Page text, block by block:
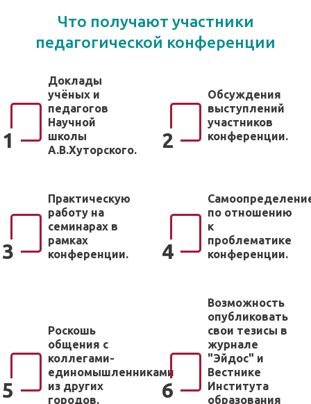
Что получают участники
педагогической конференции
1
Доклады
учёных и
педагогов
Научной
школы
А.В.Хуторского.
2
Обсуждения
выступлений
участников
конференции.
3
Практическую
работу на
семинарах в
рамках
конференции.
4
по отношению
к
проблематике
конференции.
5
Роскошь
общения с
коллегами-
единомышленниками
из других
городов.
6
Возможность
опубликовать
свои тезисы в
журнале
"Эйдос" и
Вестнике
Института
образования